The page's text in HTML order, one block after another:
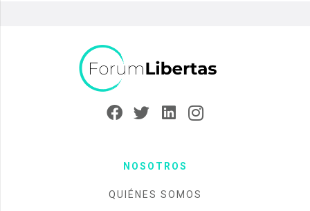
NOSOTROS
QUIÉNES SOMOS